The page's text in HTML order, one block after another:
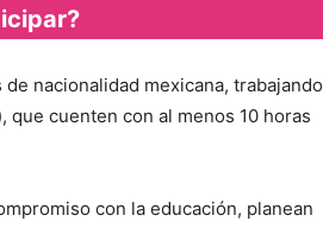
nacionalidad mexicana, trabajando
que cuenten con al menos 10 horas
con la educación, planean